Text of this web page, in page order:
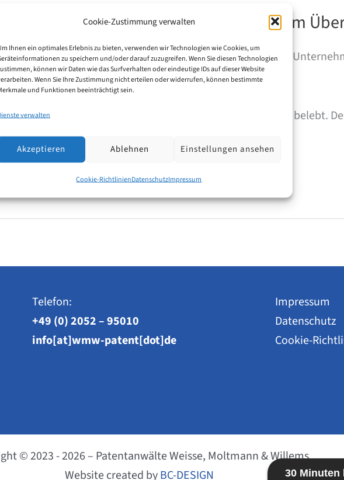
30 Minuten
Cookie-Zustimmung verwalten
Ihnen ein optimales Erlebnis zu bieten, verwenden wir Technologien wie Cookies, um
zu speichern und/oder darauf zuzugreifen. Wenn Sie diesen Technologien
können wir Daten wie das Surfverhalten oder eindeutige IDs auf dieser Website
Wenn Sie Ihre Zustimmung nicht erteilen oder widerrufen, können bestimmte
und Funktionen beeinträchtigt sein.
verwalten
Akzeptieren Ablehnen Einstellungen ansehen
Cookie-RichtlinienDatenschutzImpressum
2025: Top-Anmelder und Entwicklung im
2025 wurden 6.391 Markenanmeldungen von Berliner
2024 und ein Plus von rund 24,4 %.
hat sich das Anmeldegeschehen damit wieder spürbar belebt.
dem Jahr 2021.
Telefon:
+49 (0) 2052 – 95010
info[at]wmw-patent[dot]de
Impressum
Datenschutz
Cookie-
© 2023 - 2026 – Patentanwälte Weisse, Moltmann & Willems
Website created byBC-DESIGN